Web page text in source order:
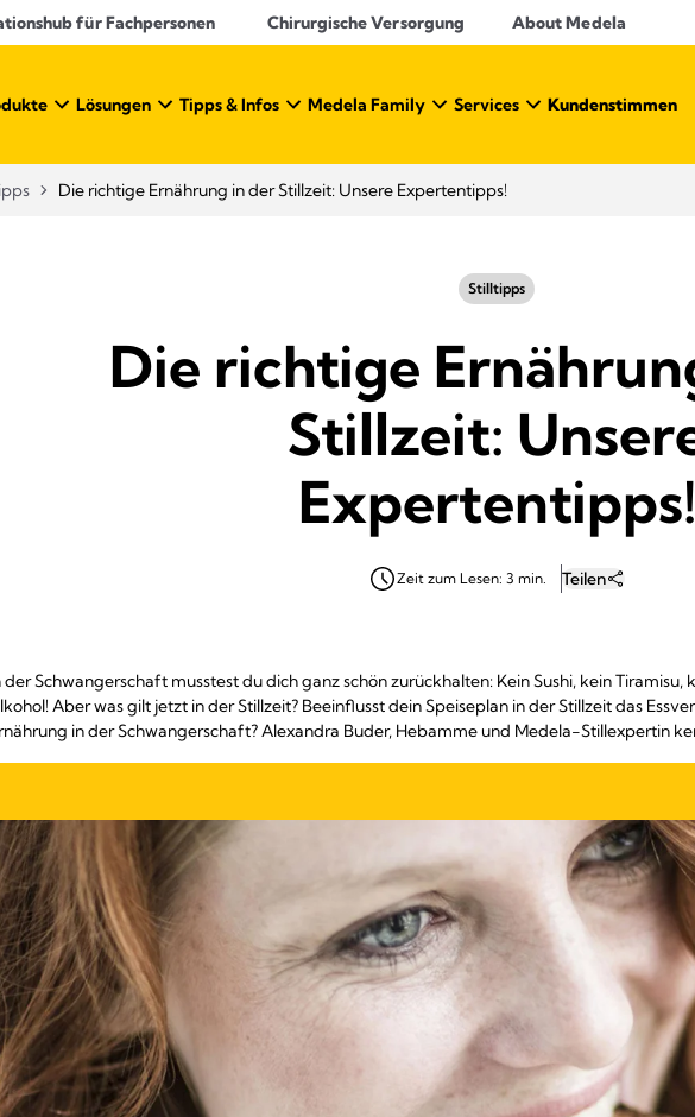
für Fachpersonen Chirurgische Versorgung About Medela
Lösungen Tipps & Infos Medela Family Services Kundenstimmen
Die richtige Ernährung in der Stillzeit: Unsere Expertentipps!
Stilltipps
Die richtige
Stillzeit:
Expertentipps!
Zeit zum Lesen: 3 min. Teilen
der Schwangerschaft musstest du dich ganz schön zurückhalten: Kein Sushi, kein
Aber was gilt jetzt in der Stillzeit? Beeinflusst dein Speiseplan in der Stillzeit das
in der Schwangerschaft? Alexandra Buder, Hebamme und Medela-Stillexpertin